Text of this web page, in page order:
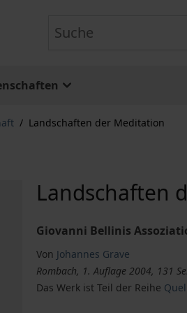
/ Landschaften der Meditation
Landschaften
Giovanni Bellinis
Von Johannes Grave
Rombach, 1. Auflage 2004, 131
Das Werk ist Teil der Reihe